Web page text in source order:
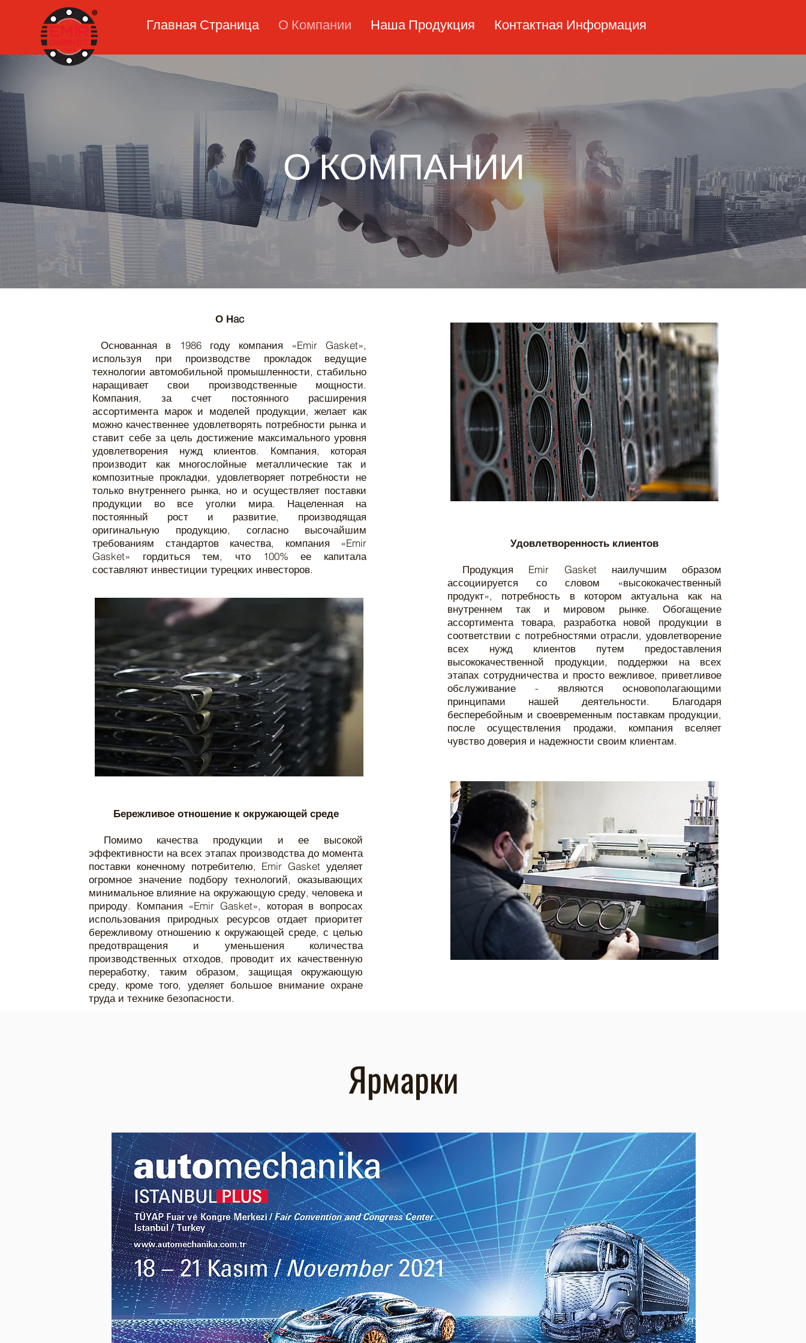
Главная Страница О Компании Наша Продукция Контактная Информация
О КОМПАНИИ
О Нac
Основанная в 1986 году компания «Emir Gasket»,
используя при производстве прокладок ведущие
технологии автомобильной промышленности, стабильно
наращивает свои производственные мощности.
Компания, за счет постоянного расширения
ассортимента марок и моделей продукции, желает как
можно качественнее удовлетворять потребности рынка и
ставит себе за цель достижение максимального уровня
удовлетворения нужд клиентов. Компания, которая
производит как многослойные металлические так и
композитные прокладки, удовлетворяет потребности не
только внутреннего рынка, но и осуществляет поставки
продукции во все уголки мира. Нацеленная на
постоянный рост и развитие, производящая
оригинальную продукцию, согласно высочайшим
требованиям стандартов качества, компания «Emir
Gasket» гордиться тем, что 100% ее капитала
составляют инвестиции турецких инвесторов.
Бережливое отношение к окружающей среде
Помимо качества продукции и ее высокой
эффективности на всех этапах производства до момента
поставки конечному потребителю, Emir Gasket уделяет
огромное значение подбору технологий, оказывающих
минимальное влияние на окружающую среду, человека и
природу. Компания «Emir Gasket», которая в вопросах
использования природных ресурсов отдает приоритет
бережливому отношению к окружающей среде, с целью
предотвращения и уменьшения количества
производственных отходов, проводит их качественную
переработку, таким образом, защищая окружающую
среду, кроме того, уделяет большое внимание охране
труда и технике безопасности.
Удовлетворенность клиентов
Продукция Emir Gasket наилучшим образом
ассоциируется со словом «высококачественный
продукт», потребность в котором актуальна как на
внутреннем так и мировом рынке. Обогащение
ассортимента товара, разработка новой продукции в
соответствии с потребностями отрасли, удовлетворение
всех нужд клиентов путем предоставления
высококачественной продукции, поддержки на всех
этапах сотрудничества и просто вежливое, приветливое
обслуживание - являются основополагающими
принципами нашей деятельности. Благодаря
бесперебойным и своевременным поставкам продукции,
после осуществления продажи, компания вселяет
чувство доверия и надежности своим клиентам.
Ярмарки